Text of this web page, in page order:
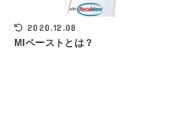
2020.12.08
MIペーストとは？